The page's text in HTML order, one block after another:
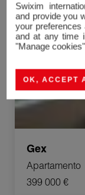
Gex
Apartamento
399 000 €
Swixim
and provide you
your preferences
and at any time
"Manage
OK, ACCEPT